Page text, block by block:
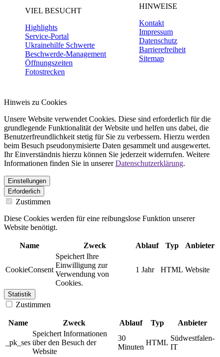
VIEL BESUCHT
Highlights
Service-Portal
Ukrainehilfe Schwerte
Beschwerde-Management
Öffnungszeiten
Fotostrecken
HINWEISE
Kontakt
Impressum
Datenschutz
Barrierefreiheit
Sitemap
Hinweis zu Cookies
Unsere Website verwendet Cookies. Diese sind erforderlich für die
grundlegende Funktionalität der Website und helfen uns dabei, die
Benutzerfreundlichkeit stetig für Sie zu verbessern. Hierzu werden
beim Besuch pseudonymisierte Daten gesammelt und ausgewertet.
Ihr Einverständnis hierzu können Sie jederzeit widerrufen. Weitere
Informationen finden Sie in unsererDatenschutzerklärung.
Einstellungen
Erforderlich
Zustimmen
Diese Cookies werden für eine reibungslose Funktion unserer
Website benötigt.
Name Zweck Ablauf Typ Anbieter
CookieConsent
Speichert Ihre
Einwilligung zur
Verwendung von
Cookies.
1 Jahr HTML Website
Statistik
Zustimmen
Name Zweck Ablauf Typ Anbieter
_pk_ses
Speichert Informationen
über den Besuch der
Website
30
Minuten
HTML
Südwestfalen-
IT